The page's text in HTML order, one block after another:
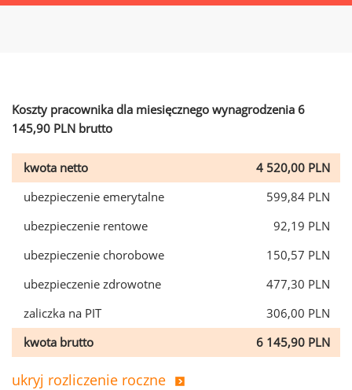
Koszty pracownika dla miesięcznego wynagrodzenia 6
145,90 PLN brutto
kwota netto
4 520,00 PLN
ubezpieczenie emerytalne
599,84 PLN
ubezpieczenie rentowe
92,19 PLN
ubezpieczenie chorobowe
150,57 PLN
ubezpieczenie zdrowotne
477,30 PLN
zaliczka na PIT
306,00 PLN
kwota brutto
6 145,90 PLN
ukryj rozliczenie roczne